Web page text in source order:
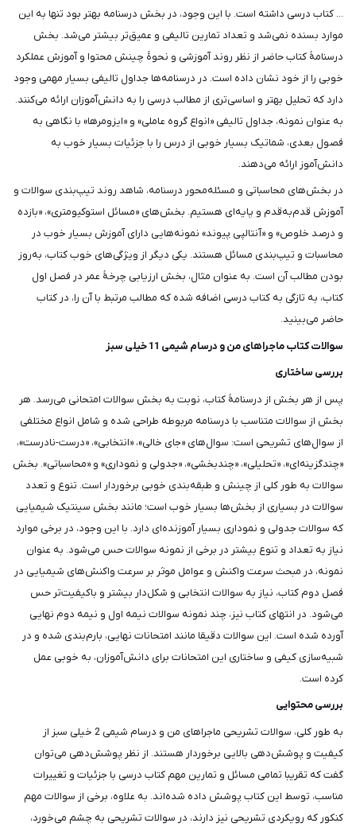
... کتاب درسی داشته است. با این وجود، در بخش درسنامه بهتر بود تنها به این
موارد بسنده نمی‌شد و تعداد تمارین تالیفی و عمیق‌تر بیشتر می‌شد. بخش
درسنامۀ کتاب حاضر از نظر روند آموزشی و نحوۀ چینش محتوا و آموزش عملکرد
خوبی را از خود نشان داده است. در درسنامه‌ها جداول تالیفی بسیار مهمی وجود
دارد که تحلیل بهتر و اساسی‌تری از مطالب درسی را به دانش‌آموزان ارائه می‌کنند.
به عنوان نمونه، جداول تالیفی «انواع گروه عاملی» و «ایزومرها» با نگاهی به
فصول بعدی، شماتیک بسیار خوبی از درس را با جزئیات بسیار خوب به
دانش‌آموز ارائه می‌دهند.
در بخش‌های محاسباتی و مسئله‌محور درسنامه، شاهد روند تیپ‌بندی سوالات و
آموزش قدم‌به‌قدم و پایه‌ای هستیم. بخش‌های «مسائل استوکیومتری»، «بازده
و درصد خلوص» و «آنتالپی پیوند» نمونه‌هایی دارای آموزش بسیار خوب در
محاسبات و تیپ‌بندی مسائل هستند. یکی دیگر از ویژگی‌های خوب کتاب، به‌روز
بودن مطالب آن است. به عنوان مثال، بخش ارزیابی چرخۀ عمر در فصل اول
کتاب، به تازگی به کتاب درسی اضافه شده که مطالب مرتبط با آن را، در کتاب
حاضر می‌بینید.
سوالات کتاب ماجراهای من و درسام شیمی 11 خیلی سبز
بررسی ساختاری
پس از هر بخش از درسنامۀ کتاب، نوبت به بخش سوالات امتحانی می‌رسد. هر
بخش از سوالات متناسب با درسنامه مربوطه طراحی شده و شامل انواع مختلفی
از سوال‌های تشریحی است: سوال‌های «جای خالی»، «انتخابی»، «درست-نادرست»،
«چندگزینه‌ای»، «تحلیلی»، «چندبخشی»، «جدولی و نموداری» و «محاسباتی». بخش
سوالات به طور کلی از چینش و طبقه‌بندی خوبی برخوردار است. تنوع و تعدد
سوالات در بسیاری از بخش‌ها بسیار خوب است؛ مانند بخش سینتیک شیمیایی
که سوالات جدولی و نموداری بسیار آموزنده‌ای دارد. با این وجود، در برخی موارد
نیاز به تعداد و تنوع بیشتر در برخی از نمونه سوالات حس می‌شود. به عنوان
نمونه، در مبحث سرعت واکنش و عوامل موثر بر سرعت واکنش‌های شیمیایی در
فصل دوم کتاب، نیاز به سوالات انتخابی و شکل‌دار بیشتر و باکیفیت‌تر حس
‌می‌شود. در انتهای کتاب نیز، چند نمونه سوالات نیمه اول و نیمه دوم نهایی
آورده شده است. این سوالات دقیقا مانند امتحانات نهایی، بارم‌بندی شده و در
شبیه‌سازی کیفی و ساختاری این امتحانات برای دانش‌آموزان، به خوبی عمل
کرده است.
بررسی محتوایی
به طور کلی، سوالات تشریحی ماجراهای من و درسام شیمی 2 خیلی سبز از
کیفیت و پوشش‌دهی بالایی برخوردار هستند. از نظر پوشش‌دهی می‌توان
گفت که تقریبا تمامی مسائل و تمارین مهم کتاب درسی با جزئیات و تغییرات
مناسب، توسط این کتاب پوشش داده شده‌اند. به علاوه، برخی از سوالات مهم
کنکور که رویکردی تشریحی نیز دارند، در سوالات تشریحی به چشم می‌خورد،